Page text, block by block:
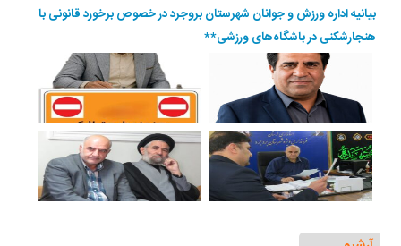
بیانیه اداره ورزش و جوانان شهرستان بروجرد در خصوص برخورد قانونی با
هنجارشکنی در باشگاه‌های ورزشی**